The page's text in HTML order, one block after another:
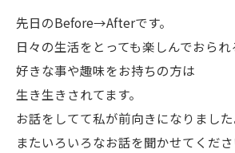
先日のBefore→Afterです。
日々の生活をとっても楽しんでおられ
好きな事や趣味をお持ちの方は
生き生きされてます。
お話をしてて私が前向きになりました
またいろいろなお話を聞かせてくださ